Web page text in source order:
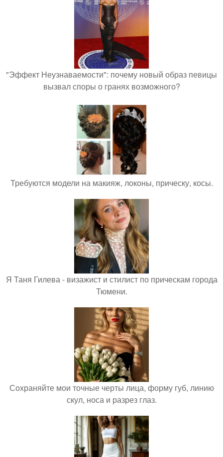
"Эффект Неузнаваемости": почему новый образ певицы
вызвал споры о гранях возможного?
Требуются модели на макияж, локоны, прическу, косы.
Я Таня Гилева - визажист и стилист по прическам города
Тюмени.
Сохраняйте мои точные черты лица, форму губ, линию
скул, носа и разрез глаз.